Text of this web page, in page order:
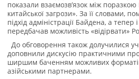
показали взаємозв’язок між поразкою
китайської загрози». За її словами,
підхід адміністрації Байдена, а тепер
передбачав можливість «відірвати»
До обговорення також долучилися
доповнили дискусію практичними
ширшим баченням можливих
азійськими партнерами.